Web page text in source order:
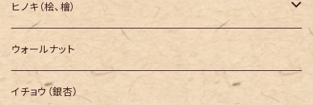
ヒノキ（桧、檜）
長さ200mm～
長さ300mm～
ウォールナット
イチョウ（銀杏）